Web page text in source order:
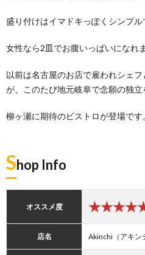
盛り付けはイマドキっぽくシンプル
女性なら2皿でお腹いっぱいになれま
以前は名古屋のお店で雇われシェ
が、このたび地元岐阜で念願の独立
柳ヶ瀬に期待のビストロが登場です
Shop Info
オススメ度 ★★★★★(
店名 Akinchi（アキン